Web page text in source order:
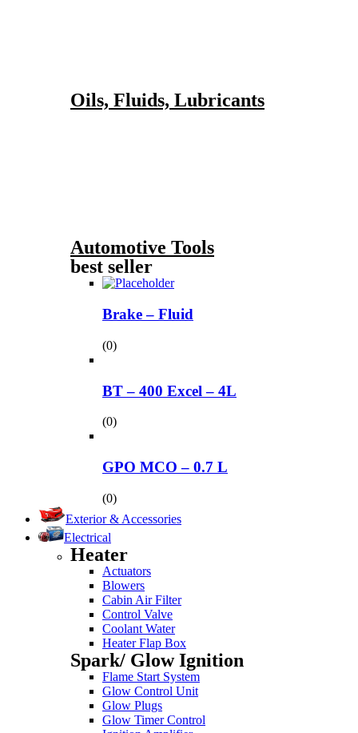
Oils, Fluids, Lubricants
Automotive Tools
best seller
Brake – Fluid
(0)
BT – 400 Excel – 4L
(0)
GPO MCO – 0.7 L
(0)
Exterior & Accessories
Electrical
Heater
Actuators
Blowers
Cabin Air Filter
Control Valve
Coolant Water
Heater Flap Box
Spark/ Glow Ignition
Flame Start System
Glow Control Unit
Glow Plugs
Glow Timer Control